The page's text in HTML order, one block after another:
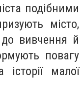
подібними
місто,
вивчення й
повагу
малої